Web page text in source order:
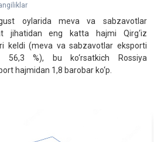
oylarida meva va sabzavotlar
jihatidan eng katta hajmi Qirg‘iz
keldi (meva va sabzavotlar eksporti
56,3 %), bu ko‘rsatkich Rossiya
hajmidan 1,8 barobar ko‘p.